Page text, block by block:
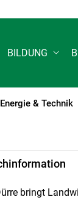
BILDUNG
& Technik
bringt